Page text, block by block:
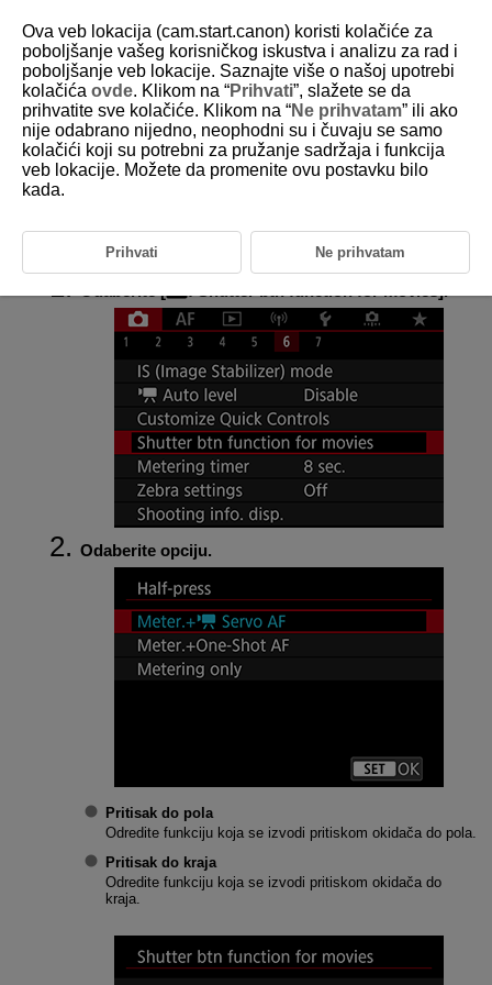
D180-115
Funkcija okidača pri snimanju
video zapisa
do pola ili do kraja, tokom snimanja video zapisa.
Odaberite opciju.
Pritisak do pola
Odredite funkciju koja se izvodi pritiskom okidača do pola.
Pritisak do kraja
Odredite funkciju koja se izvodi pritiskom okidača do
kraja.
Ova veb lokacija (cam.start.canon) koristi kolačiće za
poboljšanje vašeg korisničkog iskustva i analizu za rad i
poboljšanje veb lokacije. Saznajte više o našoj upotrebi
kolačića ovde. Klikom na “Prihvati”, slažete se da
prihvatite sve kolačiće. Klikom na “Ne prihvatam” ili ako
nije odabrano nijedno, neophodni su i čuvaju se samo
kolačići koji su potrebni za pružanje sadržaja i funkcija
veb lokacije. Možete da promenite ovu postavku bilo
kada.
Prihvati Ne prihvatam